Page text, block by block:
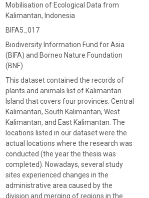
Mobilisation of Ecological Data from
Kalimantan, Indonesia
BIFA5_017
Biodiversity Information Fund for Asia
(BIFA) and Borneo Nature Foundation
(BNF)
This dataset contained the records of
plants and animals list of Kalimantan
Island that covers four provinces: Central
Kalimantan, South Kalimantan, West
Kalimantan, and East Kalimantan. The
locations listed in our dataset were the
actual locations where the research was
conducted (the year the thesis was
completed). Nowadays, several study
sites experienced changes in the
administrative area caused by the
division and merging of regions in the